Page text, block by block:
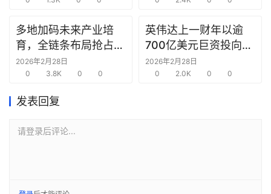
窗
商
链
合
圈
多地加码未来产业培
育，全链条布局抢占新
赛道先机
2026年2月28日
0
3.8K 0 0
英伟达上一财年以逾
700亿美元巨资投向合
作方，竭力巩固AI芯片
需求
2026年2月28日
0
2.0K 0 0
发表回复
请登录后评论...